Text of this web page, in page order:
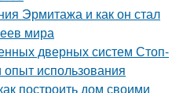
Эрмитажа и как он стал
мира
дверных систем Стоп-
использования
построить дом своими